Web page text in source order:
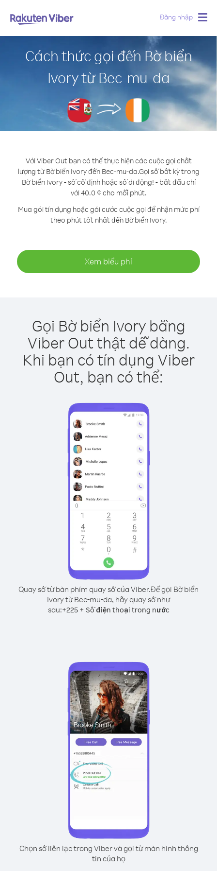
Đăng nhập
Cách thức gọi đến Bờ biển
Ivory từ Bec-mu-da
Với Viber Out bạn có thể thực hiện các cuộc gọi chất
lượng từ Bờ biển Ivory đến Bec-mu-da.Gọi số bất kỳ trong
Bờ biển Ivory - số cố định hoặc số di động! - bắt đầu chỉ
với 40.0 ¢ cho mỗi phút.
Mua gói tín dụng hoặc gói cước cuộc gọi để nhận mức phí
theo phút tốt nhất đến Bờ biển Ivory.
Xem biểu phí
Gọi Bờ biển Ivory bằng
Viber Out thật dễ dàng.
Khi bạn có tín dụng Viber
Out, bạn có thể:
Quay số từ bàn phím quay số của Viber.Để gọi Bờ biển
Ivory từ Bec-mu-da, hãy quay số như
sau:+225+ Số điện thoại trong nước
Chọn số liên lạc trong Viber và gọi từ màn hình thông
tin của họ